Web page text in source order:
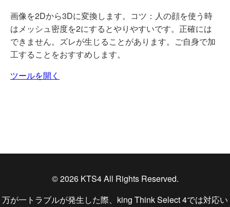
画像を2Dから3Dに変換します。コツ：人の顔を使う時
はメッシュ密度を2にするとやりやすいです。正確には
できません。ズレが生じることがあります。ご自身で加
工することをおすすめします。
ツールを開く
© 2026 KTS4 All Rights Reserved.
万が一トラブルが発生した際、king Think Select 4では対応い